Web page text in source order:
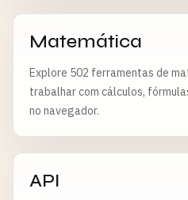
Matemática
Explore 502 ferramentas de
trabalhar com cálculos,
no navegador.
API